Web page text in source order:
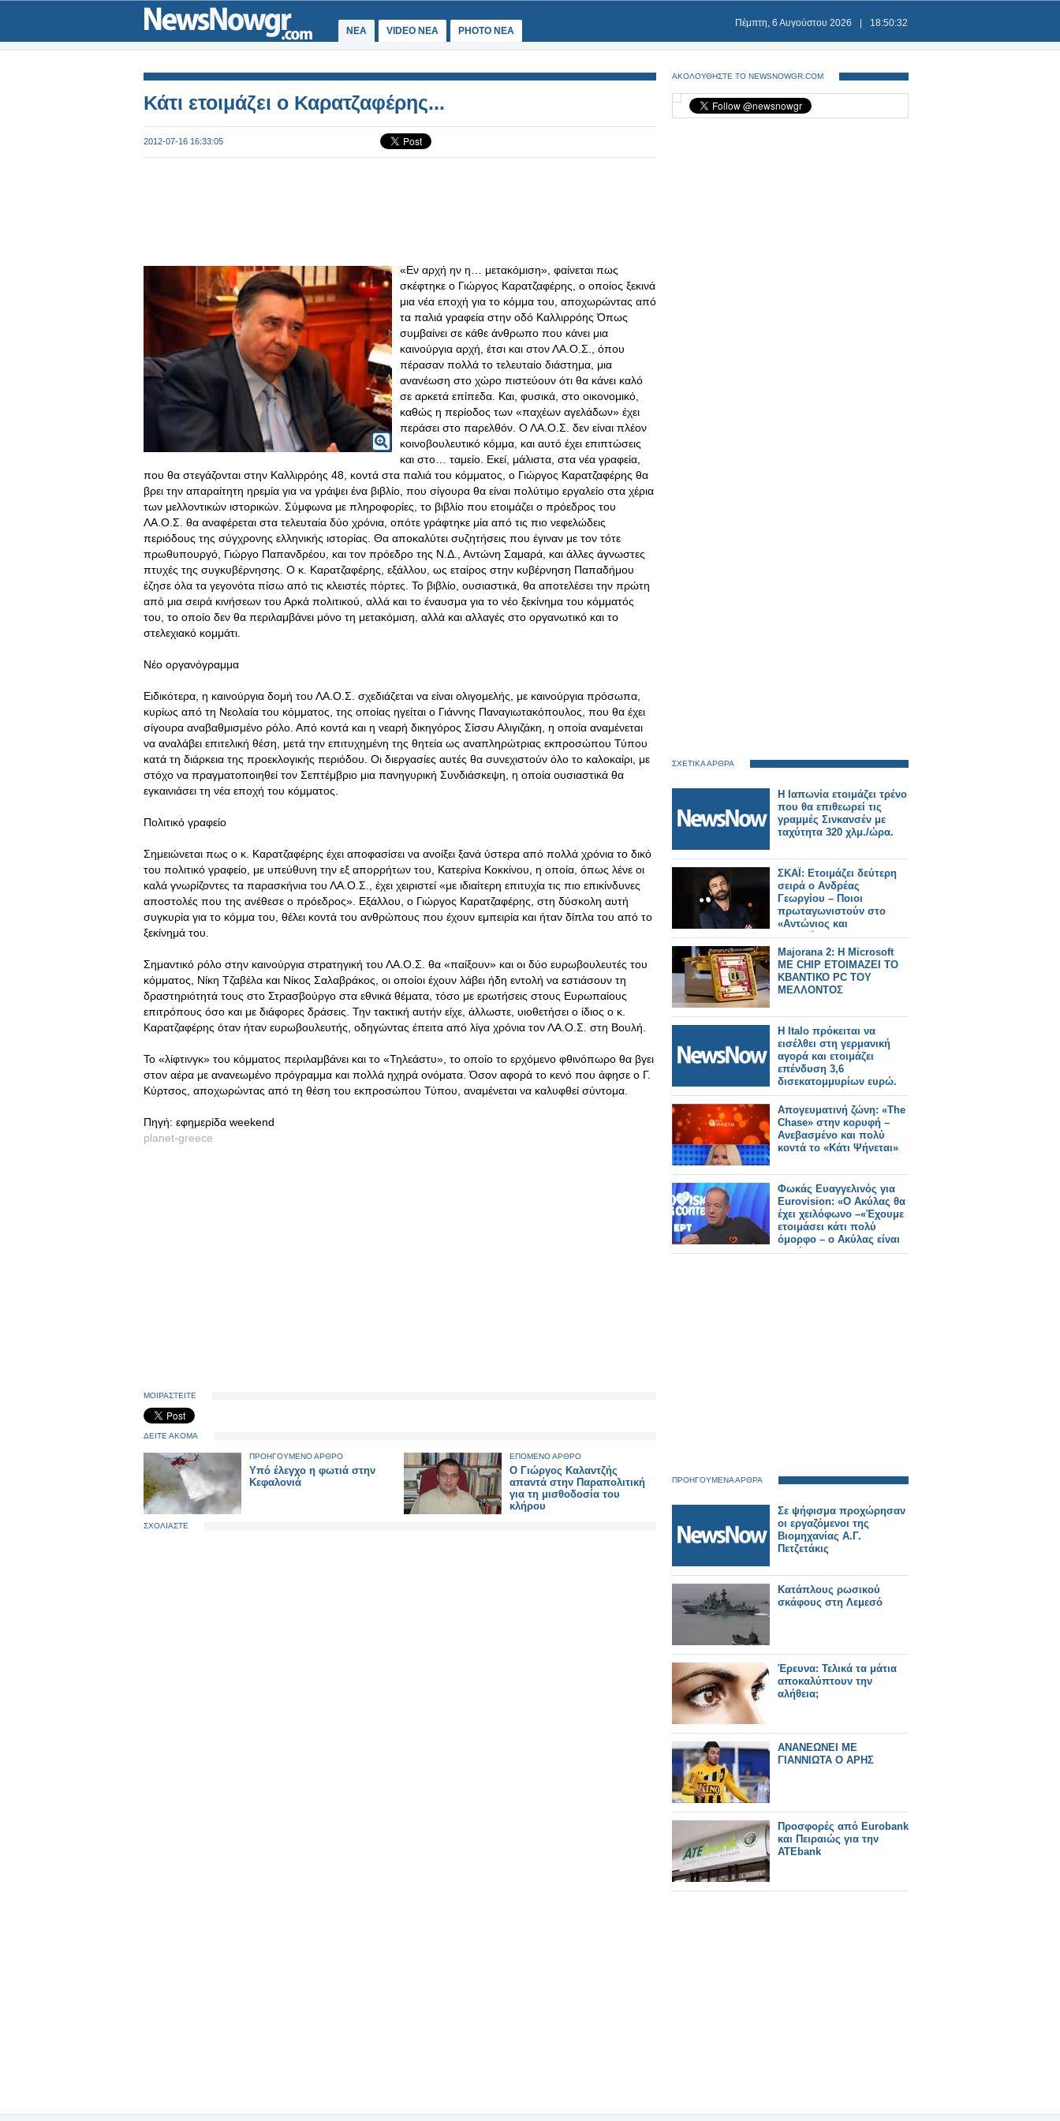
ΝΕΑ VIDEO NEA PHOTO NEA
Πέμπτη, 6 Αυγούστου 2026 18:50:33
Κάτι ετοιμάζει ο Καρατζαφέρης...
2012-07-16 16:33:05
«Εν αρχή ην η… μετακόμιση», φαίνεται πως
σκέφτηκε ο Γιώργος Καρατζαφέρης, ο οποίος ξεκινά
μια νέα εποχή για το κόμμα του, αποχωρώντας από
τα παλιά γραφεία στην οδό Καλλιρρόης Όπως
συμβαίνει σε κάθε άνθρωπο που κάνει μια
καινούργια αρχή, έτσι και στον ΛΑ.Ο.Σ., όπου
πέρασαν πολλά το τελευταίο διάστημα, μια
ανανέωση στο χώρο πιστεύουν ότι θα κάνει καλό
σε αρκετά επίπεδα. Και, φυσικά, στο οικονομικό,
καθώς η περίοδος των «παχέων αγελάδων» έχει
περάσει στο παρελθόν. Ο ΛΑ.Ο.Σ. δεν είναι πλέον
κοινοβουλευτικό κόμμα, και αυτό έχει επιπτώσεις
και στο… ταμείο. Εκεί, μάλιστα, στα νέα γραφεία,
που θα στεγάζονται στην Καλλιρρόης 48, κοντά στα παλιά του κόμματος, ο Γιώργος Καρατζαφέρης θα
βρει την απαραίτητη ηρεμία για να γράψει ένα βιβλίο, που σίγουρα θα είναι πολύτιμο εργαλείο στα χέρια
των μελλοντικών ιστορικών. Σύμφωνα με πληροφορίες, το βιβλίο που ετοιμάζει ο πρόεδρος του
ΛΑ.Ο.Σ. θα αναφέρεται στα τελευταία δύο χρόνια, οπότε γράφτηκε μία από τις πιο νεφελώδεις
περιόδους της σύγχρονης ελληνικής ιστορίας . Θα αποκαλύτει συζητήσεις που έγιναν με τον τότε
πρωθυπουργό, Γιώργο Παπανδρέου, και τον πρόεδρο της Ν.Δ., Αντώνη Σαμαρά, και άλλες άγνωστες
πτυχές της συγκυβέρνησης. Ο κ. Καρατζαφέρης, εξάλλου, ως εταίρος στην κυβέρνηση Παπαδήμου
έζησε όλα τα γεγονότα πίσω από τις κλειστές πόρτες. Το βιβλίο, ουσιαστικά, θα αποτελέσει την πρώτη
από μια σειρά κινήσεων του Αρκά πολιτικού, αλλά και το έναυσμα για το νέο ξεκίνημα του κόμματός
του, το οποίο δεν θα περιλαμβάνει μόνο τη μετακόμιση, αλλά και αλλαγές στο οργανωτικό και το
στελεχιακό κομμάτι.
Νέο οργανόγραμμα
Ειδικότερα, η καινούργια δομή του ΛΑ.Ο.Σ. σχεδιάζεται να είναι ολιγομελής, με καινούργια πρόσωπα,
κυρίως από τη Νεολαία του κόμματος, της οποίας ηγείται ο Γιάννης Παναγιωτακόπουλος, που θα έχει
σίγουρα αναβαθμισμένο ρόλο. Από κοντά και η νεαρή δικηγόρος Σίσσυ Αλιγιζάκη, η οποία αναμένεται
να αναλάβει επιτελική θέση, μετά την επιτυχημένη της θητεία ως αναπληρώτριας εκπροσώπου Τύπου
κατά τη διάρκεια της προεκλογικής περιόδου. Οι διεργασίες αυτές θα συνεχιστούν όλο το καλοκαίρι, με
στόχο να πραγματοποιηθεί τον Σεπτέμβριο μια πανηγυρική Συνδιάσκεψη, η οποία ουσιαστικά θα
εγκαινιάσει τη νέα εποχή του κόμματος.
Πολιτικό γραφείο
Σημειώνεται πως ο κ. Καρατζαφέρης έχει αποφασίσει να ανοίξει ξανά ύστερα από πολλά χρόνια το δικό
του πολιτικό γραφείο, με υπεύθυνη την εξ απορρήτων του, Κατερίνα Κοκκίνου, η οποία, όπως λένε οι
καλά γνωρίζοντες τα παρασκήνια του ΛΑ.Ο.Σ., έχει χειριστεί «με ιδιαίτερη επιτυχία τις πιο επικίνδυνες
αποστολές που της ανέθεσε ο πρόεδρος». Εξάλλου, ο Γιώργος Καρατζαφέρης, στη δύσκολη αυτή
συγκυρία για το κόμμα του, θέλει κοντά του ανθρώπους που έχουν εμπειρία και ήταν δίπλα του από το
ξεκίνημά του.
Σημαντικό ρόλο στην καινούργια στρατηγική του ΛΑ.Ο.Σ. θα «παίξουν» και οι δύο ευρωβουλευτές του
κόμματος, Νίκη Τζαβέλα και Νίκος Σαλαβράκος, οι οποίοι έχουν λάβει ήδη εντολή να εστιάσουν τη
δραστηριότητά τους στο Στρασβούργο στα εθνικά θέματα, τόσο με ερωτήσεις στους Ευρωπαίους
επιτρόπους όσο και με διάφορες δράσεις. Την τακτική αυτήν είχε, άλλωστε, υιοθετήσει ο ίδιος ο κ.
Καρατζαφέρης όταν ήταν ευρωβουλευτής, οδηγώντας έπειτα από λίγα χρόνια τον ΛΑ.Ο.Σ. στη Βουλή.
Το «λίφτινγκ» του κόμματος περιλαμβάνει και το «Τηλεάστυ», το οποίο το ερχόμενο φθινόπωρο θα βγει
στον αέρα με ανανεωμένο πρόγραμμα και πολλά ηχηρά ονόματα. Όσον αφορά το κενό που άφησε ο Γ.
Κύρτσος, αποχωρώντας από τη θέση του εκπροσώπου Τύπου, αναμένεται να καλυφθεί σύντομα.
Πηγή: εφημερίδα weekend
planet-greece
ΜΟΙΡΑΣΤΕΙΤΕ
ΔΕΙΤΕ ΑΚΟΜΑ
ΠΡΟΗΓΟΥΜΕΝΟ ΑΡΘΡΟ
Υπό έλεγχο η φωτιά στην
Κεφαλονιά
ΕΠΟΜΕΝΟ ΑΡΘΡΟ
Ο Γιώργος Καλαντζής
απαντά στην Παραπολιτική
για τη μισθοδοσία του
κλήρου
ΣΧΟΛΙΑΣΤΕ
ΑΚΟΛΟΥΘΗΣΤΕ ΤΟ NEWSNOWGR.COM
ΣΧΕΤΙΚΑ ΑΡΘΡΑ
Η Ιαπωνία ετοιμάζει τρένο
που θα επιθεωρεί τις
γραμμές Σινκανσέν με
ταχύτητα 320 χλμ./ώρα.
ΣΚΑΪ: Ετοιμάζει δεύτερη
σειρά ο Ανδρέας
Γεωργίου – Ποιοι
πρωταγωνιστούν στο
«Αντώνιος και
Κλεοπάτρα»
Majorana 2: Η Microsoft
ME CHIP ΕΤΟΙΜΑΖΕΙ ΤΟ
ΚΒΑΝΤΙΚΟ PC ΤΟΥ
ΜΕΛΛΟΝΤΟΣ
Η Italo πρόκειται να
εισέλθει στη γερμανική
αγορά και ετοιμάζει
επένδυση 3,6
δισεκατομμυρίων ευρώ.
Απογευματινή ζώνη: «The
Chase» στην κορυφή –
Ανεβασμένο και πολύ
κοντά το «Κάτι Ψήνεται»
Φωκάς Ευαγγελινός για
Eurovision: «Ο Ακύλας θα
έχει χειλόφωνο –«Έχουμε
ετοιμάσει κάτι πολύ
όμορφο – ο Ακύλας είναι
πανέτοιμος»
ΠΡΟΗΓΟΥΜΕΝΑ ΑΡΘΡΑ
Σε ψήφισμα προχώρησαν
οι εργαζόμενοι της
Βιομηχανίας Α.Γ.
Πετζετάκις
Κατάπλους ρωσικού
σκάφους στη Λεμεσό
Έρευνα: Τελικά τα μάτια
αποκαλύπτουν την
αλήθεια;
ΑΝΑΝΕΩΝΕΙ ΜΕ
ΓΙΑΝΝΙΩΤΑ Ο ΑΡΗΣ
Προσφορές από Eurobank
και Πειραιώς για την
ΑΤΕbank